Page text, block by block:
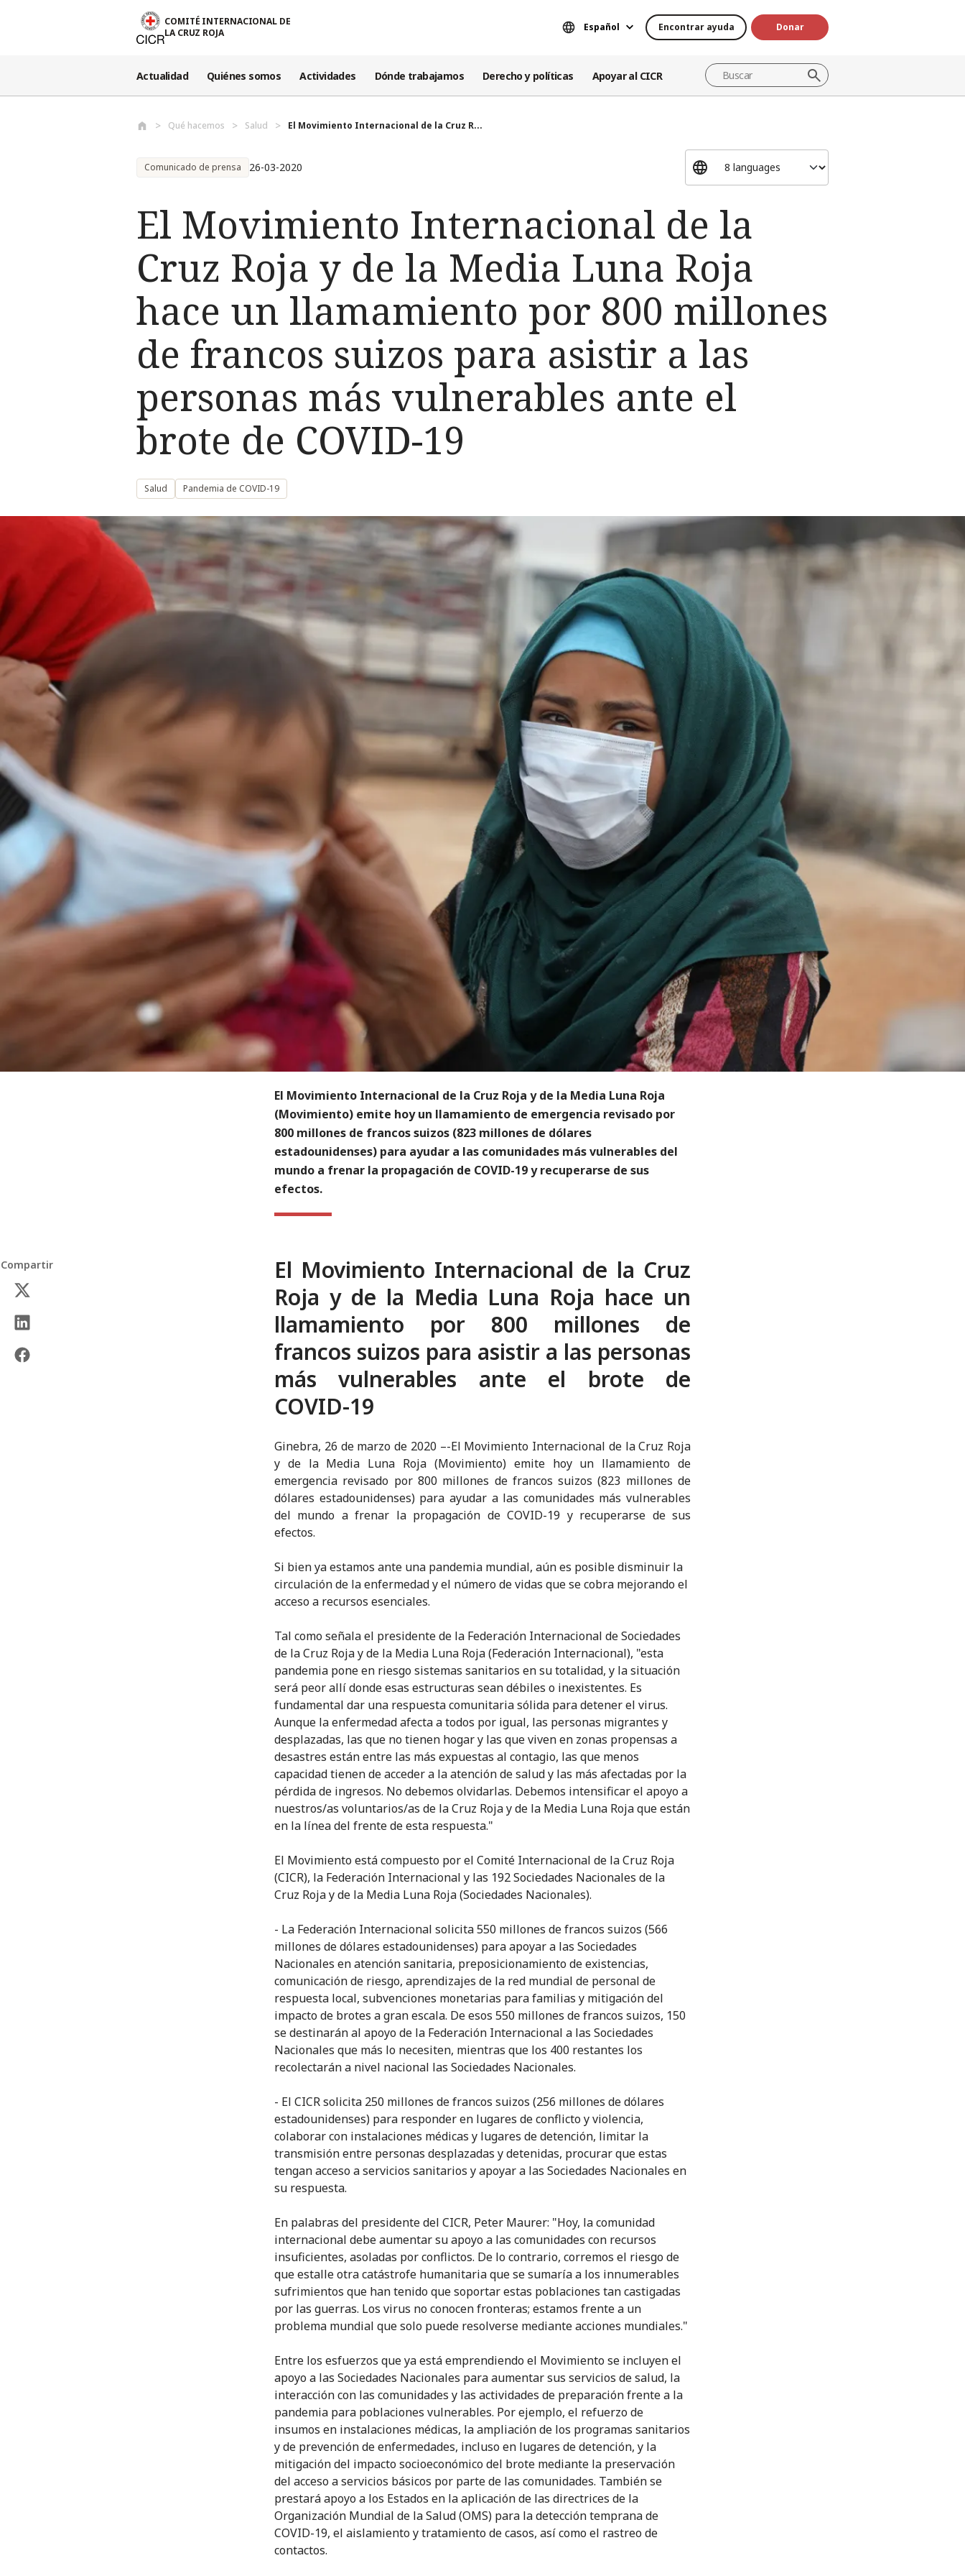
COMITÉ INTERNACIONAL DE
LA CRUZ ROJA
Español Encontrar ayuda Donar
Actualidad Quiénes somos Actividades Dónde trabajamos Derecho y políticas Apoyar al CICR
Qué hacemos Salud El Movimiento Internacional de la Cruz R...
Comunicado de prensa 26-03-2020
El Movimiento Internacional de la
Cruz Roja y de la Media Luna Roja
hace un llamamiento por 800 millones
de francos suizos para asistir a las
personas más vulnerables ante el
brote de COVID-19
Salud Pandemia de COVID-19
El Movimiento Internacional de la Cruz Roja y de la Media Luna Roja
(Movimiento) emite hoy un llamamiento de emergencia revisado por
800 millones de francos suizos (823 millones de dólares
estadounidenses) para ayudar a las comunidades más vulnerables del
mundo a frenar la propagación de COVID-19 y recuperarse de sus
efectos.
Compartir
El Movimiento Internacional de la Cruz
Roja y de la Media Luna Roja hace un
llamamiento por 800 millones de
francos suizos para asistir a las personas
más vulnerables ante el brote de
COVID-19
Ginebra, 26 de marzo de 2020 –-El Movimiento Internacional de la Cruz Roja
y de la Media Luna Roja (Movimiento) emite hoy un llamamiento de
emergencia revisado por 800 millones de francos suizos (823 millones de
dólares estadounidenses) para ayudar a las comunidades más vulnerables
del mundo a frenar la propagación de COVID-19 y recuperarse de sus
efectos.
Si bien ya estamos ante una pandemia mundial, aún es posible disminuir la
circulación de la enfermedad y el número de vidas que se cobra mejorando el
acceso a recursos esenciales.
Tal como señala el presidente de la Federación Internacional de Sociedades
de la Cruz Roja y de la Media Luna Roja (Federación Internacional), "esta
pandemia pone en riesgo sistemas sanitarios en su totalidad, y la situación
será peor allí donde esas estructuras sean débiles o inexistentes. Es
fundamental dar una respuesta comunitaria sólida para detener el virus.
Aunque la enfermedad afecta a todos por igual, las personas migrantes y
desplazadas, las que no tienen hogar y las que viven en zonas propensas a
desastres están entre las más expuestas al contagio, las que menos
capacidad tienen de acceder a la atención de salud y las más afectadas por la
pérdida de ingresos. No debemos olvidarlas. Debemos intensificar el apoyo a
nuestros/as voluntarios/as de la Cruz Roja y de la Media Luna Roja que están
en la línea del frente de esta respuesta."
El Movimiento está compuesto por el Comité Internacional de la Cruz Roja
(CICR), la Federación Internacional y las 192 Sociedades Nacionales de la
Cruz Roja y de la Media Luna Roja (Sociedades Nacionales).
- La Federación Internacional solicita 550 millones de francos suizos (566
millones de dólares estadounidenses) para apoyar a las Sociedades
Nacionales en atención sanitaria, preposicionamiento de existencias,
comunicación de riesgo, aprendizajes de la red mundial de personal de
respuesta local, subvenciones monetarias para familias y mitigación del
impacto de brotes a gran escala. De esos 550 millones de francos suizos, 150
se destinarán al apoyo de la Federación Internacional a las Sociedades
Nacionales que más lo necesiten, mientras que los 400 restantes los
recolectarán a nivel nacional las Sociedades Nacionales.
- El CICR solicita 250 millones de francos suizos (256 millones de dólares
estadounidenses) para responder en lugares de conflicto y violencia,
colaborar con instalaciones médicas y lugares de detención, limitar la
transmisión entre personas desplazadas y detenidas, procurar que estas
tengan acceso a servicios sanitarios y apoyar a las Sociedades Nacionales en
su respuesta.
En palabras del presidente del CICR, Peter Maurer: "Hoy, la comunidad
internacional debe aumentar su apoyo a las comunidades con recursos
insuficientes, asoladas por conflictos. De lo contrario, corremos el riesgo de
que estalle otra catástrofe humanitaria que se sumaría a los innumerables
sufrimientos que han tenido que soportar estas poblaciones tan castigadas
por las guerras. Los virus no conocen fronteras; estamos frente a un
problema mundial que solo puede resolverse mediante acciones mundiales."
Entre los esfuerzos que ya está emprendiendo el Movimiento se incluyen el
apoyo a las Sociedades Nacionales para aumentar sus servicios de salud, la
interacción con las comunidades y las actividades de preparación frente a la
pandemia para poblaciones vulnerables. Por ejemplo, el refuerzo de
insumos en instalaciones médicas, la ampliación de los programas sanitarios
y de prevención de enfermedades, incluso en lugares de detención, y la
mitigación del impacto socioeconómico del brote mediante la preservación
del acceso a servicios básicos por parte de las comunidades. También se
prestará apoyo a los Estados en la aplicación de las directrices de la
Organización Mundial de la Salud (OMS) para la detección temprana de
COVID-19, el aislamiento y tratamiento de casos, así como el rastreo de
contactos.